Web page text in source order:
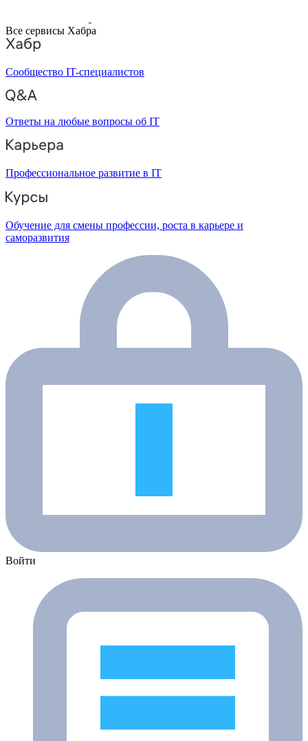
Все сервисы Хабра
Сообщество IT-специалистов
Ответы на любые вопросы об IT
Профессиональное развитие в IT
Обучение для смены профессии, роста в карьере и
саморазвития
Войти